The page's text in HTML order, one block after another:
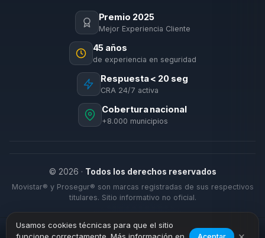
Usamos cookies técnicas para que el sitio
Premio 2025
Mejor Experiencia Cliente
45 años
de experiencia en seguridad
Respuesta < 20 seg
CRA 24/7 activa
Cobertura nacional
+8.000 municipios
© 2026 · Todos los derechos reservados
Movistar® y Prosegur® son marcas registradas de sus respectivos
titulares. Sitio informativo no oficial.